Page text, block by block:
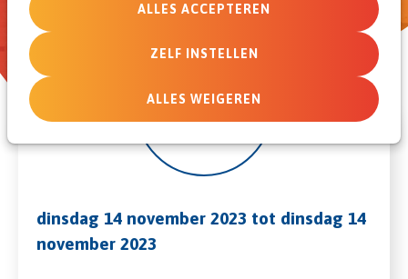
ALLES ACCEPTEREN
ZELF INSTELLEN
ALLES WEIGEREN
14
nov
dinsdag 14 november 2023 tot dinsdag 14
november 2023